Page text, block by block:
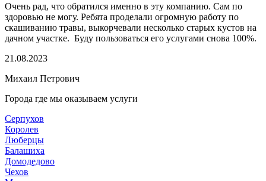
Очень рад, что обратился именно в эту компанию. Сам по
здоровью не могу. Ребята проделали огромную работу по
скашиванию травы, выкорчевали несколько старых кустов на
дачном участке. Буду пользоваться его услугами снова 100%.
21.08.2023
Михаил Петрович
Города где мы оказываем услуги
Серпухов
Королев
Люберцы
Балашиха
Домодедово
Чехов